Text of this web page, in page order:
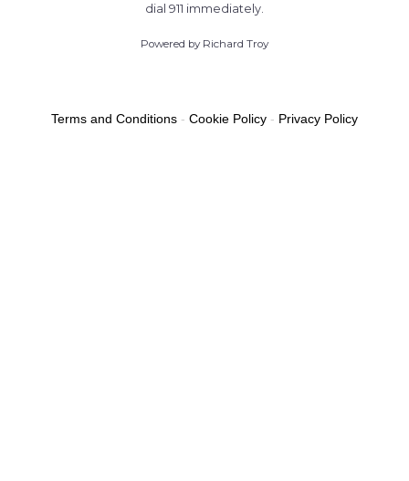
dial 911 immediately.
Powered by Richard Troy
Terms and Conditions - Cookie Policy - Privacy Policy